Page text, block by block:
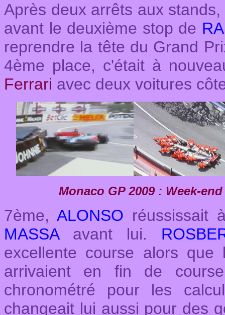
Après deux arrêts aux stands,
avant le deuxième stop de
reprendre la tête du Grand
4ème place, c'était à
Ferrari avec deux voitures
Monaco GP 2009 : Week-
7ème, ALONSO réussissait
MASSAavant lui.
excellente course alors
arrivaient en fin de
chronométré pour les
changeait lui aussi pour des